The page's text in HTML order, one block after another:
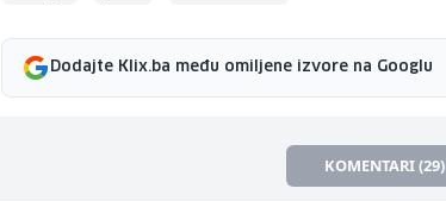
Dodajte Klix.ba među omiljene izvore na Googlu
KOMENTARI (29)